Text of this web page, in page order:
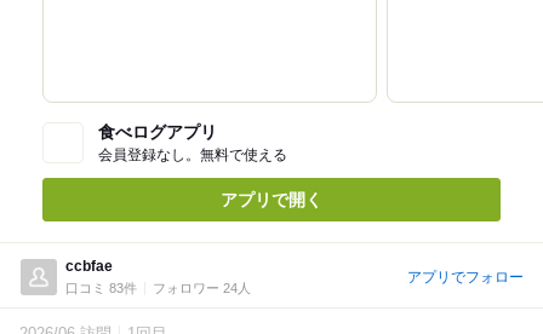
食べログアプリ
会員登録なし。無料で使える
アプリで開く
ccbfae
口コミ 83件 フォロワー 24人
アプリでフォロー